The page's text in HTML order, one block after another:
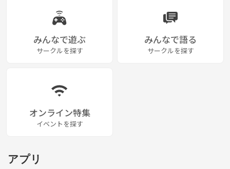
みんなで遊ぶ
サークルを探す
みんなで語る
サークルを探す
オンライン特集
イベントを探す
アプリ